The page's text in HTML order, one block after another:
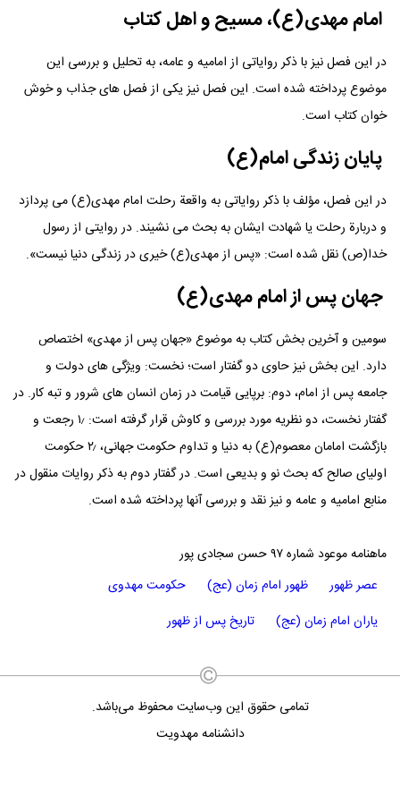
امام مهدی(ع)، مسیح و اهل کتاب
در این فصل نیز با ذکر روایاتی از امامیه و عامه، به تحلیل و بررسی این
موضوع پرداخته شده است. این فصل نیز یکی از فصل های جذاب و خوش
خوان کتاب است.
پایان زندگی امام(ع)
در این فصل، مؤلف با ذکر روایاتی به واقعة رحلت امام مهدی(ع) می پردازد
و دربارة رحلت یا شهادت ایشان به بحث می نشیند. در روایتی از رسول
خدا(ص) نقل شده است: «پس از مهدی(ع) خیری در زندگی دنیا نیست».
جهان پس از امام مهدی(ع)
سومین و آخرین بخش کتاب به موضوع «جهان پس از مهدی» اختصاص
دارد. این بخش نیز حاوی دو گفتار است؛ نخست: ویژگی های دولت و
جامعه پس از امام، دوم: برپایی قیامت در زمان انسان های شرور و تبه کار. در
گفتار نخست، دو نظریه مورد بررسی و کاوش قرار گرفته است: ۱٫ رجعت و
بازگشت امامان معصوم(ع) به دنیا و تداوم حکومت جهانی، ۲٫ حکومت
اولیای صالح که بحث نو و بدیعی است. در گفتار دوم به ذکر روایات منقول در
منابع امامیه و عامه و نیز نقد و بررسی آنها پرداخته شده است.
ماهنامه موعود شماره ۹۷ حسن سجادی پور
عصر ظهور
ظهور امام زمان (عج)
حکومت مهدوی
یاران امام زمان (عج)
تاریخ پس از ظهور
تمامی حقوق این وب‌سایت محفوظ می‌باشد.
دانشنامه مهدویت